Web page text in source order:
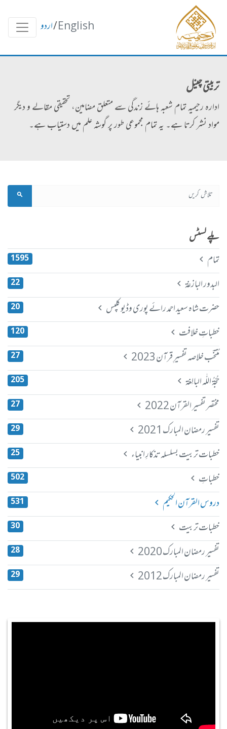
English
/اردو
تربیتی چینل
ادارہ رحیمیہ تمام شعبہ ہائے زندگی سے متعلق مضامین، تحقیقی مقالے و دیگر
مواد نشر کرتا ہے۔ یہ تمام مجموعی طور پر گوشہ علم میں دستیاب ہے۔
پلے لسٹس
تمام 1595
البدور البازغة 22
حضرت شاہ سعید احمد رائے پوری وڈیو کلپس 20
خطباتِ خلافت 120
مُنتخَب خلاصہ تفسیرِ قرآن 2023 27
حُجّةُ اللّٰه البالِغة 205
مختصر تفسیر القرآن 2022 27
تفسیر رمضان المبارک 2021 29
خطبات تربیت بسلسلہ تذکارِ انبیاء 25
خطباتِ 502
دروس القرآن الحکیم 531
خطبات تربیت 30
تفسیر رمضان المبارک 2020 28
تفسیر رمضان المبارک 2012 29